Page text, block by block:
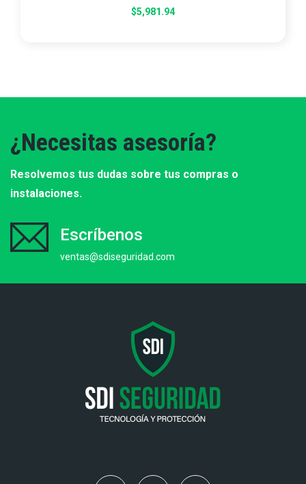
$5,981.94
¿Necesitas asesoría?
Resolvemos tus dudas sobre tus compras o
instalaciones.
Escríbenos
ventas@sdiseguridad.com